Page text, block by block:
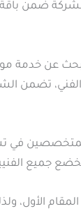
ضمن
عن خدمة
تضمن
يخضع جميع
الأول،